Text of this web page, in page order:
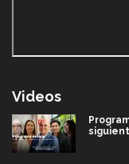
Videos